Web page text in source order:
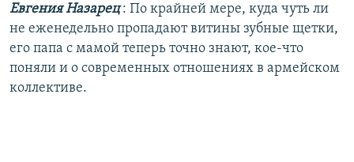
Евгения Назарец: По крайней мере, куда чуть ли
не еженедельно пропадают витины зубные щетки,
его папа с мамой теперь точно знают, кое-что
поняли и о современных отношениях в армейском
коллективе.